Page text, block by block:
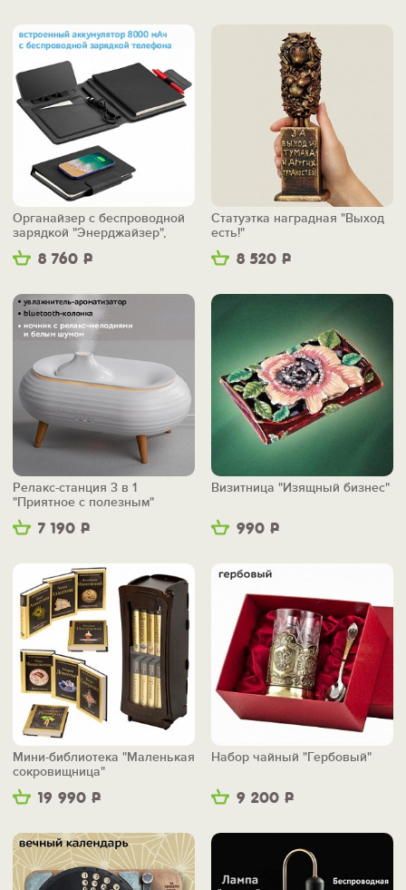
8 760 Р
Органайзер с беспроводной
зарядкой "Энерджайзер",
вер.2
8 520 Р
Статуэтка наградная "Выход
есть!"
7 190 Р
Релакс-станция 3 в 1
"Приятное с полезным"
990 Р
Визитница "Изящный бизнес"
19 990 Р
Мини-библиотека "Маленькая
сокровищница"
9 200 Р
Набор чайный "Гербовый"